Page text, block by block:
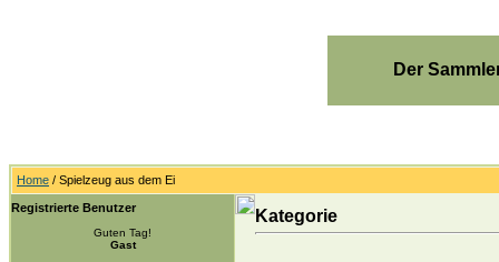
Der
Home / Spielzeug aus dem Ei
Registrierte Benutzer
Guten Tag!
Gast
Kategorie